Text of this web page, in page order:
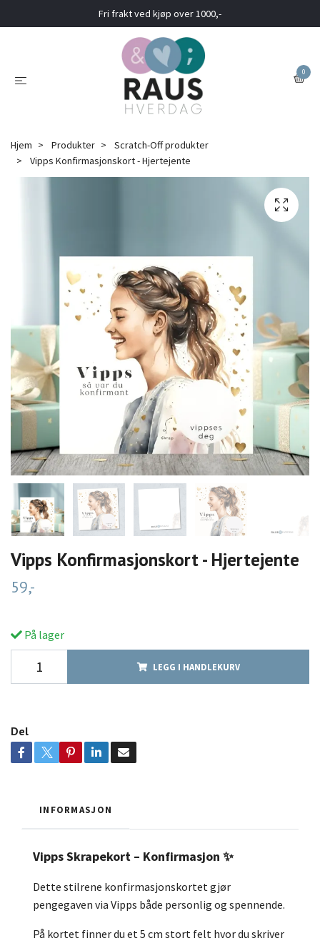
Fri frakt ved kjøp over 1000,-
0
Hjem Produkter
Scratch-Off produkter
Vipps Konfirmasjonskort - Hjertejente
Vipps Konfirmasjonskort - Hjertejente
59,-
På lager
LEGG I HANDLEKURV
Del
INFORMASJON
Vipps Skrapekort – Konfirmasjon ✨
Dette stilrene konfirmasjonskortet gjør
pengegaven via Vipps både personlig og spennende.
På kortet finner du et 5 cm stort felt hvor du skriver